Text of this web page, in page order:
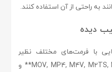
به راحتی از آن استفاده کنند.
دیده
با فرمت‌های مختلف نظیر
**MOV, MP4, M4V, M2TS, MKV, MTS, 3GP, AVI, FLV** و